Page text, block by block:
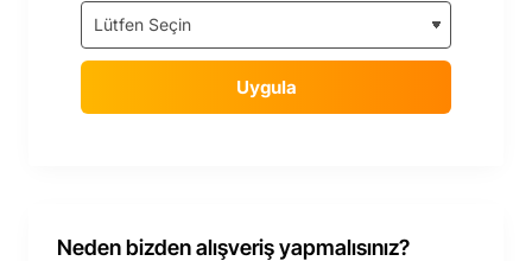
Uygula
Neden bizden alışveriş yapmalısınız?